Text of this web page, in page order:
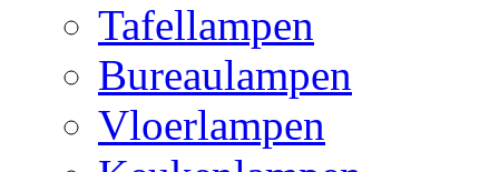
Tafellampen
Bureaulampen
Vloerlampen